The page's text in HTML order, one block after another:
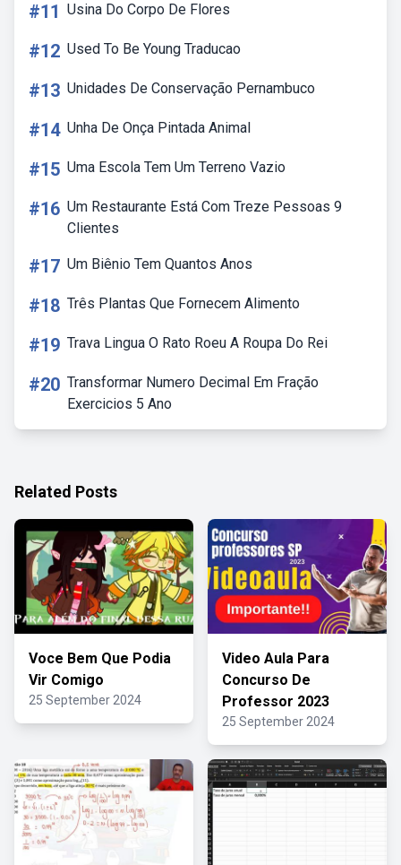
#11 Usina Do Corpo De Flores
#12 Used To Be Young Traducao
#13 Unidades De Conservação Pernambuco
#14 Unha De Onça Pintada Animal
#15 Uma Escola Tem Um Terreno Vazio
#16 Um Restaurante Está Com Treze Pessoas 9
Clientes
#17 Um Biênio Tem Quantos Anos
#18 Três Plantas Que Fornecem Alimento
#19 Trava Lingua O Rato Roeu A Roupa Do Rei
#20 Transformar Numero Decimal Em Fração
Exercicios 5 Ano
Related Posts
Voce Bem Que Podia
Vir Comigo
25 September 2024
Video Aula Para
Concurso De
Professor 2023
25 September 2024